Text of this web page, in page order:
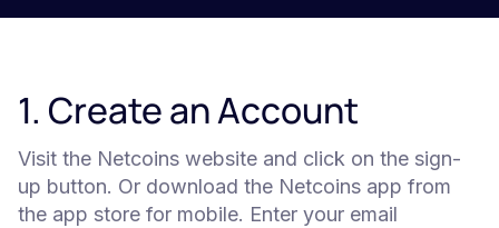
1. Create an Account
Visit the Netcoins website and click on the sign-
up button. Or download the Netcoins app from
the app store for mobile. Enter your email